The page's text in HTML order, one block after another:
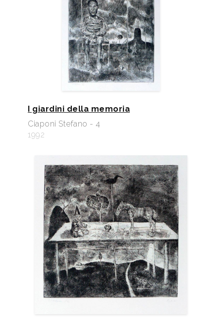
I giardini della memoria
Ciaponi Stefano - 4
1992